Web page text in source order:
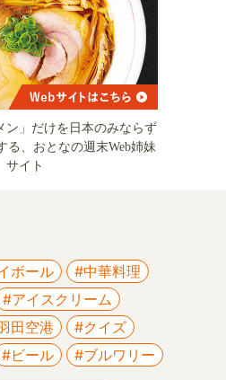
ン」だけを日本のみならず
る、おとなの週末Web姉妹
サイト
ボール
#中華料理
#アイスクリーム
田空港
#クイズ
#ビール #ブルワリー